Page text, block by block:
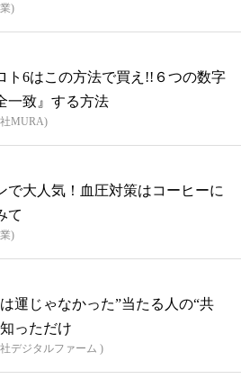
)
ト6はこの方法で買え!!６つの数字
一致』する方法
MURA)
で大人気！血圧対策はコーヒーに
て
)
運じゃなかった”当たる人の“共
っただけ
デジタルファーム )